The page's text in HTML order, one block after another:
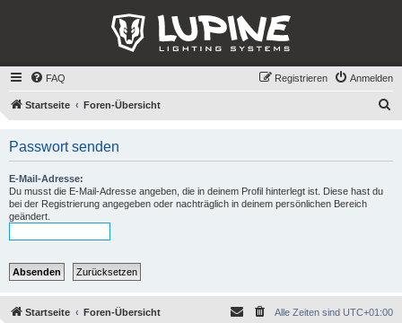
FAQ Anmelden
Registrieren
Startseite Foren-Übersicht
Passwort senden
E-Mail-Adresse:
Du musst die E-Mail-Adresse angeben, die in deinem Profil hinterlegt ist. Diese hast du
bei der Registrierung angegeben oder nachträglich in deinem persönlichen Bereich
geändert.
Startseite Foren-Übersicht Alle Zeiten sind UTC+01:00